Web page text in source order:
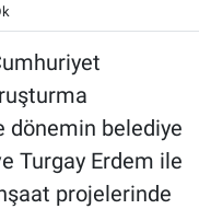
dönemin belediye
Turgay Erdem ile
projelerinde